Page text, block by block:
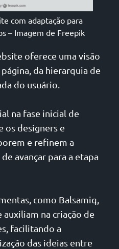
com adaptação para
– Imagem de Freepik
oferece uma visão
da hierarquia de
do usuário.
na fase inicial de
os designers e
e refinem a
avançar para a etapa
como Balsamiq,
auxiliam na criação de
facilitando a
das ideias entre